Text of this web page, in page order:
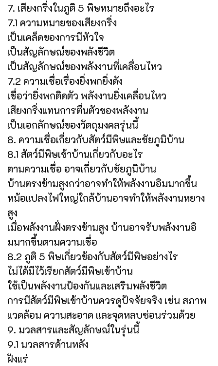
7. เสียงกริ่งในภูติ 5 พิษหมายถึงอะไร
7.1 ความหมายของเสียงกริ่ง
เป็นเคล็ดของการมีหัวใจ
เป็นสัญลักษณ์ของพลังชีวิต
เป็นสัญลักษณ์ของพลังงานที่เคลื่อนไหว
7.2 ความเชื่อเรื่องยิ่งพกยิ่งดัง
เชื่อว่ายิ่งพกติดตัว พลังงานยิ่งเคลื่อนไหว
เสียงกริ่งแทนการตื่นตัวของพลังงาน
เป็นเอกลักษณ์ของวัตถุมงคลรุ่นนี้
8. ความเชื่อเกี่ยวกับสัตว์มีพิษและชัยภูมิบ้าน
8.1 สัตว์มีพิษเข้าบ้านเกี่ยวกับอะไร
ตามความเชื่อ อาจเกี่ยวกับชัยภูมิบ้าน
บ้านตรงข้ามสูงกว่าอาจทำให้พลังงานอิมมากขึ้น
หม้อแปลงไฟใหญ่ใกล้บ้านอาจทำให้พลังงานหยาง
สูง
เมื่อพลังงานฝั่งตรงข้ามสูง บ้านอาจรับพลังงานอิ
มมากขึ้นตามความเชื่อ
8.2 ภูติ 5 พิษเกี่ยวข้องกับสัตว์มีพิษอย่างไร
ไม่ได้มีไว้เรียกสัตว์มีพิษเข้าบ้าน
ใช้เป็นพลังงานป้องกันและเสริมพลังชีวิต
การมีสัตว์มีพิษเข้าบ้านควรดูปัจจัยจริง เช่น สภาพ
แวดล้อม ความสะอาด และจุดหลบซ่อนร่วมด้วย
9. มวลสารและสัญลักษณ์ในรุ่นนี้
9.1 มวลสารด้านหลัง
ฝังแร่